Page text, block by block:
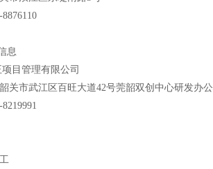
8876110
息
目管理有限公司
关市武江区百旺大道42号莞韶双创中心研发办
8219991